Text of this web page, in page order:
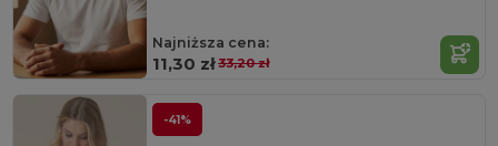
Najniższa cena:
11,30 zł33,20 zł
-41%